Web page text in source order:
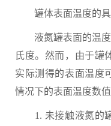
罐体表面温度的具
液氮罐表面的温度
氏度。然而，由于罐
实际测得的表面温度
情况下的表面温度数值
1. 未接触液氮的罐